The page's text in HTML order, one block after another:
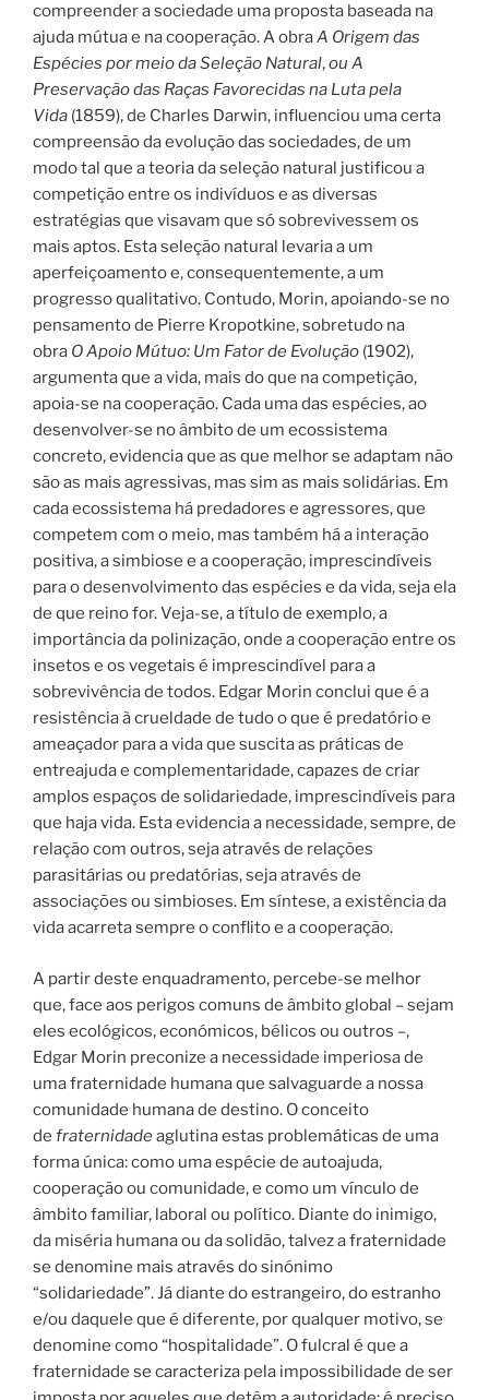
compreender a sociedade uma proposta baseada na
ajuda mútua e na cooperação. A obraA Origem das
Espécies por meio da Seleção Natural,ou A
Preservação das Raças Favorecidas na Luta pela
Vida (1859), de Charles Darwin, influenciou uma certa
compreensão da evolução das sociedades, de um
modo tal que a teoria da seleção natural justificou a
competição entre os indivíduos e as diversas
estratégias que visavam que só sobrevivessem os
mais aptos. Esta seleção natural levaria a um
aperfeiçoamento e, consequentemente, a um
progresso qualitativo. Contudo, Morin, apoiando-se no
pensamento de Pierre Kropotkine, sobretudo na
obra O Apoio Mútuo: Um Fator de Evolução (1902),
argumenta que a vida, mais do que na competição,
apoia-se na cooperação. Cada uma das espécies, ao
desenvolver-se no âmbito de um ecossistema
concreto, evidencia que as que melhor se adaptam não
são as mais agressivas, mas sim as mais solidárias. Em
cada ecossistema há predadores e agressores, que
competem com o meio, mas também há a interação
positiva, a simbiose e a cooperação, imprescindíveis
para o desenvolvimento das espécies e da vida, seja ela
de que reino for. Veja-se, a título de exemplo, a
importância da polinização, onde a cooperação entre os
insetos e os vegetais é imprescindível para a
sobrevivência de todos. Edgar Morin conclui que é a
resistência à crueldade de tudo o que é predatório e
ameaçador para a vida que suscita as práticas de
entreajuda e complementaridade, capazes de criar
amplos espaços de solidariedade, imprescindíveis para
que haja vida. Esta evidencia a necessidade, sempre, de
relação com outros, seja através de relações
parasitárias ou predatórias, seja através de
associações ou simbioses. Em síntese, a existência da
vida acarreta sempre o conflito e a cooperação.
A partir deste enquadramento, percebe-se melhor
que, face aos perigos comuns de âmbito global – sejam
eles ecológicos, económicos, bélicos ou outros –,
Edgar Morin preconize a necessidade imperiosa de
uma fraternidade humana que salvaguarde a nossa
comunidade humana de destino. O conceito
de fraternidadeaglutina estas problemáticas de uma
forma única: como uma espécie de autoajuda,
cooperação ou comunidade, e como um vínculo de
âmbito familiar, laboral ou político. Diante do inimigo,
da miséria humana ou da solidão, talvez a fraternidade
se denomine mais através do sinónimo
“solidariedade”. Já diante do estrangeiro, do estranho
e/ou daquele que é diferente, por qualquer motivo, se
denomine como “hospitalidade”. O fulcral é que a
fraternidade se caracteriza pela impossibilidade de ser